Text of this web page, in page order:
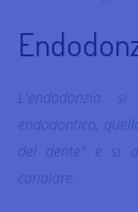
L'endodonzia
endodontico,
del dente" e si
canalare.